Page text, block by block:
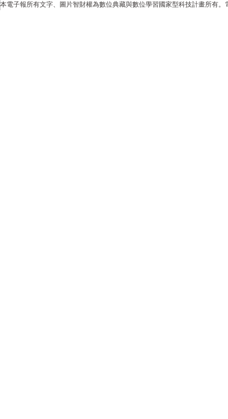
本電子報所有文字、圖片智財權為數位典藏與數位學習國家型科技計畫所有